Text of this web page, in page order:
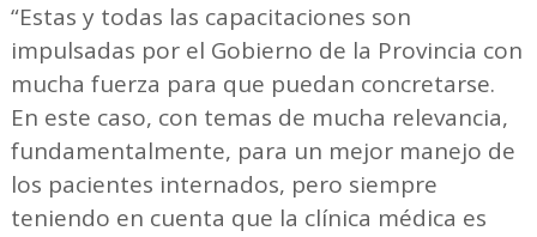
“Estas y todas las capacitaciones son
impulsadas por el Gobierno de la Provincia con
mucha fuerza para que puedan concretarse.
En este caso, con temas de mucha relevancia,
fundamentalmente, para un mejor manejo de
los pacientes internados, pero siempre
teniendo en cuenta que la clínica médica es